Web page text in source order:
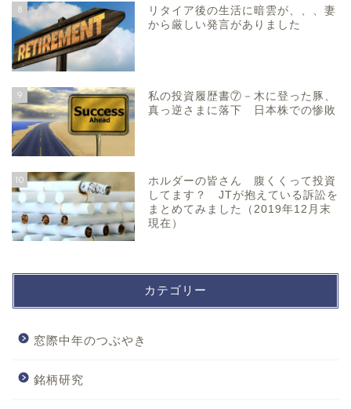
8
リタイア後の生活に暗雲が、、、妻
から厳しい発言がありました
9
私の投資履歴書⑦－木に登った豚、
真っ逆さまに落下 日本株での惨敗
10
ホルダーの皆さん 腹くくって投資
してます？ JTが抱えている訴訟を
まとめてみました（2019年12月末
現在）
カテゴリー
窓際中年のつぶやき
銘柄研究